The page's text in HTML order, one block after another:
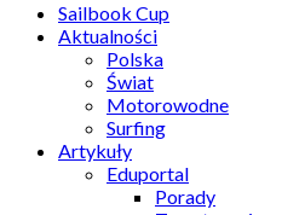
Sailbook Cup
Aktualności
Polska
Świat
Motorowodne
Surfing
Artykuły
Eduportal
Porady